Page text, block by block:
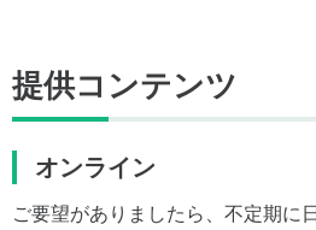
提供コンテンツ
オンライン
ご要望がありましたら、不定期に